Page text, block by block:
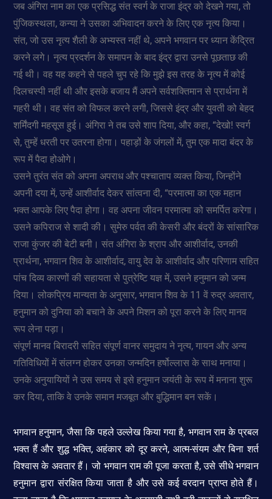
जब अंगिरा नाम का एक प्रसिद्ध संत स्वर्ग के राजा इंद्र को देखने गया, तो
पुंजिकस्थला, कन्या ने उसका अभिवादन करने के लिए एक नृत्य किया।
संत, जो उस नृत्य शैली के अभ्यस्त नहीं थे, अपने भगवान पर ध्यान केंद्रित
करने लगे। नृत्य प्रदर्शन के समापन के बाद इंद्र द्वारा उनसे पूछताछ की
गई थी। वह यह कहने से पहले चुप रहे कि मुझे इस तरह के नृत्य में कोई
दिलचस्पी नहीं थी और इसके बजाय मैं अपने सर्वशक्तिमान से प्रार्थना में
गहरी थी। वह संत को विफल करने लगी, जिससे इंद्र और युवती को बेहद
शर्मिंदगी महसूस हुई। अंगिरा ने तब उसे शाप दिया, और कहा, “देखो! स्वर्ग
से, तुम्हें धरती पर उतरना होगा। पहाड़ों के जंगलों में, तुम एक मादा बंदर के
रूप में पैदा होओगे।
उसने तुरंत संत को अपना अपराध और पश्चाताप व्यक्त किया, जिन्होंने
अपनी दया में, उन्हें आशीर्वाद देकर सांत्वना दी, “परमात्मा का एक महान
भक्त आपके लिए पैदा होगा। वह अपना जीवन परमात्मा को समर्पित करेगा।
उसने कपिराज से शादी की। सुमेरु पर्वत की केसरी और बंदरों के सांसारिक
राजा कुंजर की बेटी बनी। संत अंगिरा के श्राप और आशीर्वाद, उनकी
प्रार्थना, भगवान शिव के आशीर्वाद, वायु देव के आशीर्वाद और परिणाम सहित
पांच दिव्य कारणों की सहायता से पुत्रेष्टि यज्ञ में, उसने हनुमान को जन्म
दिया। लोकप्रिय मान्यता के अनुसार, भगवान शिव के 11 वें रुद्र अवतार,
हनुमान को दुनिया को बचाने के अपने मिशन को पूरा करने के लिए मानव
रूप लेना पड़ा।
संपूर्ण मानव बिरादरी सहित संपूर्ण वानर समुदाय ने नृत्य, गायन और अन्य
गतिविधियों में संलग्न होकर उनका जन्मदिन हर्षोल्लास के साथ मनाया।
उनके अनुयायियों ने उस समय से इसे हनुमान जयंती के रूप में मनाना शुरू
कर दिया, ताकि वे उनके समान मजबूत और बुद्धिमान बन सकें।
भगवान हनुमान, जैसा कि पहले उल्लेख किया गया है, भगवान राम के प्रबल
भक्त हैं और शुद्ध भक्ति, अहंकार को दूर करने, आत्म-संयम और बिना शर्त
विश्वास के अवतार हैं। जो भगवान राम की पूजा करता है, उसे सीधे भगवान
हनुमान द्वारा संरक्षित किया जाता है और उसे कई वरदान प्राप्त होते हैं।